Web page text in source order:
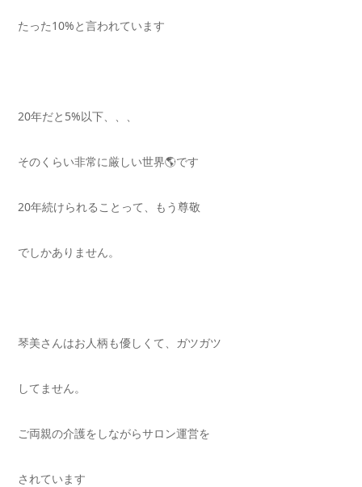
たった10%と言われています
20年だと5%以下、、、
そのくらい非常に厳しい世界🌎です
20年続けられることって、もう尊敬
でしかありません。
琴美さんはお人柄も優しくて、ガツガツ
してません。
ご両親の介護をしながらサロン運営を
されています